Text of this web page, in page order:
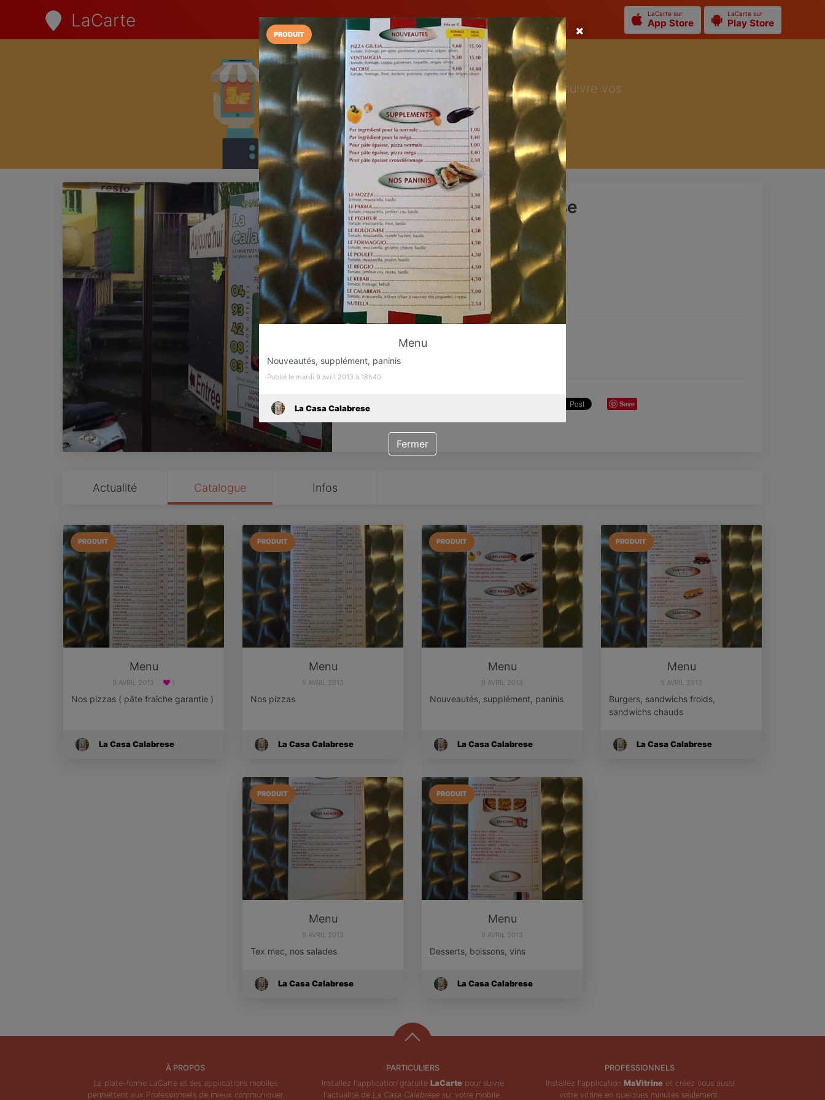
LaCarte LaCarte sur
App Store
LaCarte sur
Play Store
Installez l'App LaCarte
Téléchargez gratuitement l'app LaCarte pour suivre vos
commerces favoris et ne rien rater !
Télécharger Plus tard
La Casa Calabrese
Pizzeria
Grasse
Favori Contacter
Save
Actualité Catalogue Infos
PRODUIT
Menu
9 AVRIL 2013 1
Nos pizzas ( pâte fraîche garantie )
La Casa Calabrese
PRODUIT
Menu
9 AVRIL 2013
Nos pizzas
La Casa Calabrese
PRODUIT
Menu
9 AVRIL 2013
Nouveautés, supplément, paninis
La Casa Calabrese
PRODUIT
Menu
9 AVRIL 2013
Burgers, sandwichs froids,
sandwichs chauds
La Casa Calabrese
PRODUIT
Menu
9 AVRIL 2013
Tex mec, nos salades
La Casa Calabrese
PRODUIT
Menu
9 AVRIL 2013
Desserts, boissons, vins
La Casa Calabrese
À PROPOS
La plate-forme LaCarte et ses applications mobiles
permettent aux Professionnels de mieux communiquer
PARTICULIERS
Installez l'application gratuite LaCartepour suivre
l'actualité de La Casa Calabrese sur votre mobile.
PROFESSIONNELS
Installez l'application MaVitrineet créez vous aussi
votre vitrine en quelques minutes seulement.
PRODUIT
Menu
Nouveautés, supplément, paninis
Publié le mardi 9 avril 2013 à 18h40
La Casa Calabrese
Fermer